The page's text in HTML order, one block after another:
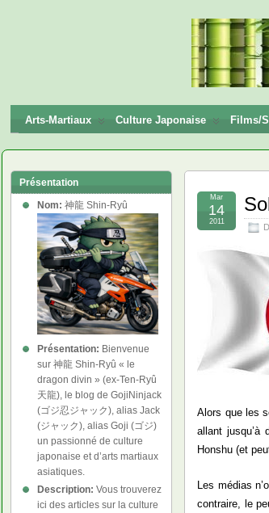
Ryū
Arts-Martiaux Culture Japonaise Films/
Mar
14
2011
Alors que les
allant jusqu’à
Honshu (et
Les médias
contraire, le
Présentation
Nom: 神龍 Shin-Ryû
Présentation: Bienvenue
sur 神龍 Shin-Ryû « le
dragon divin » (ex-Ten-Ryû
天龍), le blog de GojiNinjack
(ゴジ忍ジャック), alias Jack
(ジャック), alias Goji (ゴジ)
un passionné de culture
japonaise et d’arts martiaux
asiatiques.
Description: Vous trouverez
ici des articles sur la culture